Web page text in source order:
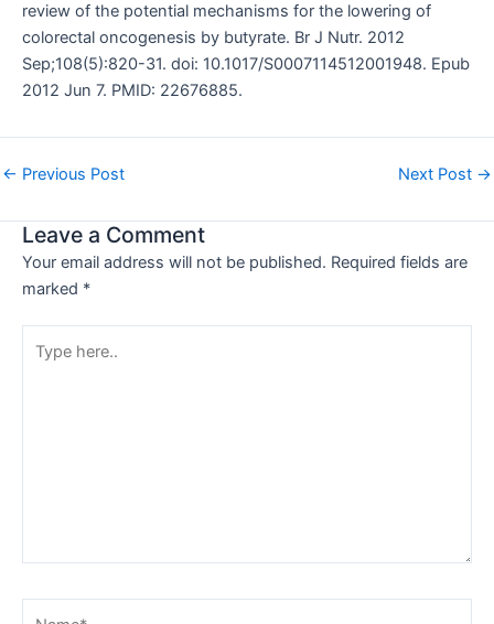
review of the potential mechanisms for the lowering of
colorectal oncogenesis by butyrate. Br J Nutr. 2012
Sep;108(5):820-31. doi: 10.1017/S0007114512001948. Epub
2012 Jun 7. PMID: 22676885.
← Previous Post Next Post →
Leave a Comment
Your email address will not be published. Required fields are
marked *
here..